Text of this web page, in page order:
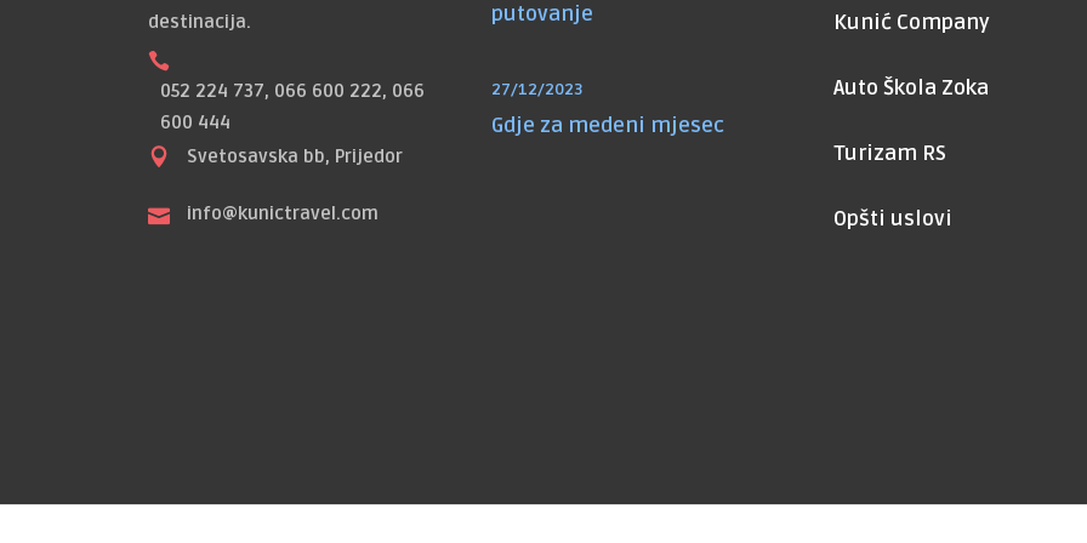
destinacija.
052 224 737, 066 600 222, 066
600 444
Svetosavska bb, Prijedor
info@kunictravel.com
putovanje
27/12/2023
Gdje za medeni mjesec
Kunić Company
Auto Škola Zoka
Turizam RS
Opšti uslovi